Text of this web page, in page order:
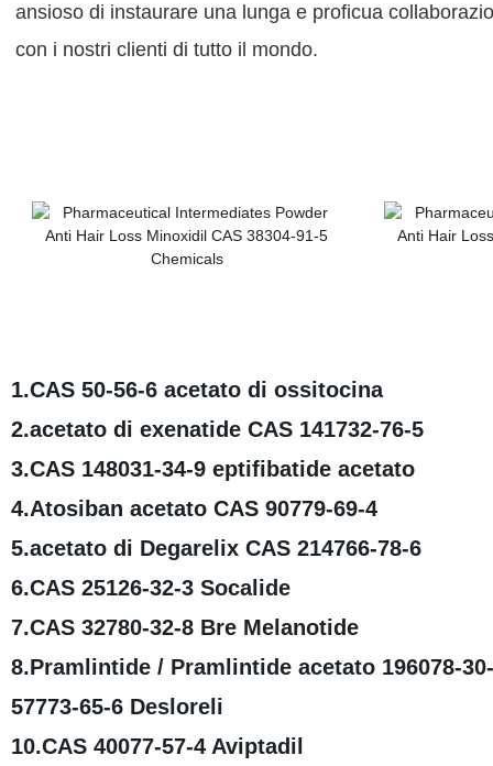
ansioso di instaurare una lunga e proficua
con i nostri clienti di tutto il mondo.
1.CAS 50-56-6 acetato di ossitocina
2.acetato di exenatide CAS 141732-76-5
3.CAS 148031-34-9 eptifibatide acetato
4.Atosiban acetato CAS 90779-69-4
5.acetato di Degarelix CAS 214766-78-6
6.CAS 25126-32-3 Socalide
7.CAS 32780-32-8 Bre Melanotide
8.Pramlintide / Pramlintide acetato 196078-
57773-65-6 Desloreli
10.CAS 40077-57-4 Aviptadil